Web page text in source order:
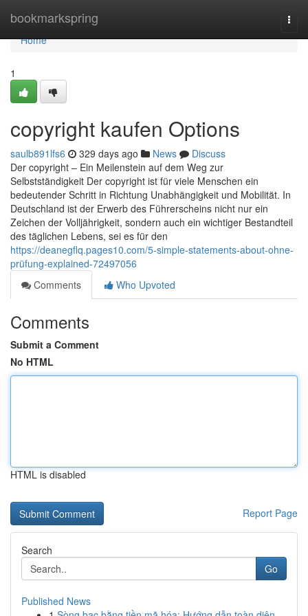
bookmarkspring
Home
Home
1
copyright kaufen Options
saulb891lfs6 329 days ago News
Discuss
Der copyright – Ein Meilenstein auf dem Weg zur
Selbstständigkeit Der copyright ist für viele Menschen ein
bedeutender Schritt in Richtung Unabhängigkeit und Mobilität. In
Deutschland ist der Erwerb des Führerscheins nicht nur ein
Zeichen der Volljährigkeit, sondern auch ein wichtiger Bestandteil
des täglichen Lebens, sei es für den
https://deanegflq.pages10.com/5-simple-statements-about-ohne-
prüfung-explained-72497056
Comments
Who Upvoted
Comments
Submit a Comment
No HTML
HTML is disabled
Report Page
Search
Go
Published News